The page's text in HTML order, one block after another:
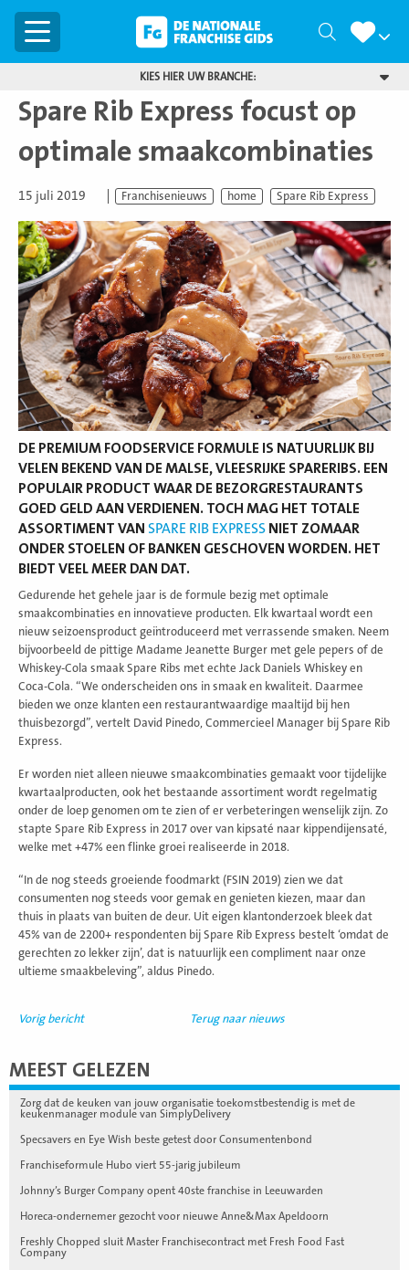
Menu Zoeken
KIES HIER UW BRANCHE:
Spare Rib Express focust op
optimale smaakcombinaties
15 juli 2019 Franchisenieuws home Spare Rib Express
DE PREMIUM FOODSERVICE FORMULE IS NATUURLIJK BIJ
VELEN BEKEND VAN DE MALSE, VLEESRIJKE SPARERIBS. EEN
POPULAIR PRODUCT WAAR DE BEZORGRESTAURANTS
GOED GELD AAN VERDIENEN. TOCH MAG HET TOTALE
ASSORTIMENT VAN SPARE RIB EXPRESS NIET ZOMAAR
ONDER STOELEN OF BANKEN GESCHOVEN WORDEN. HET
BIEDT VEEL MEER DAN DAT.
Gedurende het gehele jaar is de formule bezig met optimale
smaakcombinaties en innovatieve producten. Elk kwartaal wordt een
nieuw seizoensproduct geïntroduceerd met verrassende smaken. Neem
bijvoorbeeld de pittige Madame Jeanette Burger met gele pepers of de
Whiskey-Cola smaak Spare Ribs met echte Jack Daniels Whiskey en
Coca-Cola. “We onderscheiden ons in smaak en kwaliteit. Daarmee
bieden we onze klanten een restaurantwaardige maaltijd bij hen
thuisbezorgd”, vertelt David Pinedo, Commercieel Manager bij Spare Rib
Express.
Er worden niet alleen nieuwe smaakcombinaties gemaakt voor tijdelijke
kwartaalproducten, ook het bestaande assortiment wordt regelmatig
onder de loep genomen om te zien of er verbeteringen wenselijk zijn. Zo
stapte Spare Rib Express in 2017 over van kipsaté naar kippendijensaté,
welke met +47% een flinke groei realiseerde in 2018.
“In de nog steeds groeiende foodmarkt (FSIN 2019) zien we dat
consumenten nog steeds voor gemak en genieten kiezen, maar dan
thuis in plaats van buiten de deur. Uit eigen klantonderzoek bleek dat
45% van de 2200+ respondenten bij Spare Rib Express bestelt ‘omdat de
gerechten zo lekker zijn’, dat is natuurlijk een compliment naar onze
ultieme smaakbeleving”, aldus Pinedo.
Vorig bericht Terug naar nieuws
MEEST GELEZEN
Zorg dat de keuken van jouw organisatie toekomstbestendig is met de
keukenmanager module van SimplyDelivery
Specsavers en Eye Wish beste getest door Consumentenbond
Franchiseformule Hubo viert 55-jarig jubileum
Johnny’s Burger Company opent 40ste franchise in Leeuwarden
Horeca-ondernemer gezocht voor nieuwe Anne&Max Apeldoorn
Freshly Chopped sluit Master Franchisecontract met Fresh Food Fast
Company